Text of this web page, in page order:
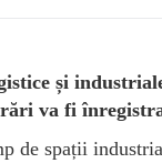
și
va fi
de spații